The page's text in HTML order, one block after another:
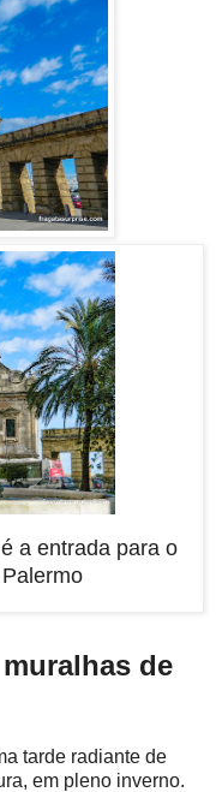
a entrada para o
de
tarde radiante de
em pleno inverno.